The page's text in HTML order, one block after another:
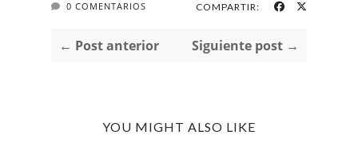
0 COMENTARIOS COMPARTIR:
← Post anterior Siguiente post →
YOU MIGHT ALSO LIKE